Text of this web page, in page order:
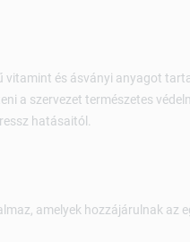
vitamint és ásványi anyagot
a szervezet természetes
hatásaitól.
amelyek hozzájárulnak az